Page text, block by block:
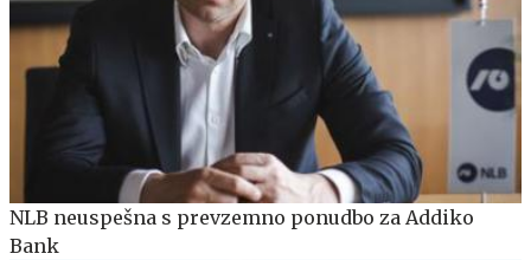
NLB neuspešna s prevzemno ponudbo za Addiko
Bank